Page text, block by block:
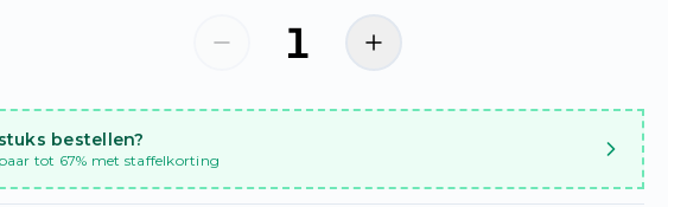
1
bestellen?
tot 67% met staffelkorting